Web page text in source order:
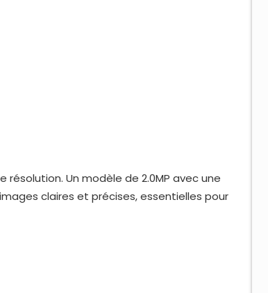
Un modèle de 2.0MP avec une
claires et précises, essentielles pour